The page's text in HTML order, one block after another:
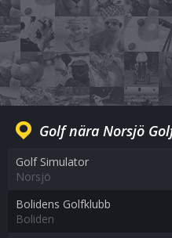
Golf nära Norsjö
Golf Simulator
Norsjö
Bolidens Golfklubb
Boliden